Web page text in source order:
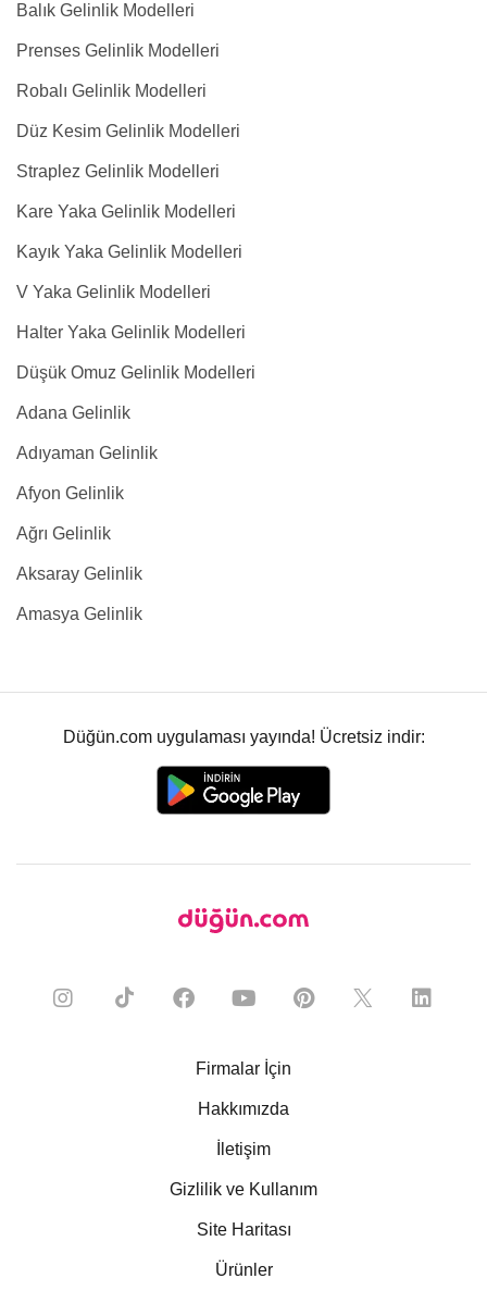
Balık Gelinlik Modelleri
Prenses Gelinlik Modelleri
Robalı Gelinlik Modelleri
Düz Kesim Gelinlik Modelleri
Straplez Gelinlik Modelleri
Kare Yaka Gelinlik Modelleri
Kayık Yaka Gelinlik Modelleri
V Yaka Gelinlik Modelleri
Halter Yaka Gelinlik Modelleri
Düşük Omuz Gelinlik Modelleri
Adana Gelinlik
Adıyaman Gelinlik
Afyon Gelinlik
Ağrı Gelinlik
Aksaray Gelinlik
Amasya Gelinlik
Düğün.com uygulaması yayında! Ücretsiz indir:
Firmalar İçin
Hakkımızda
İletişim
Gizlilik ve Kullanım
Site Haritası
Ürünler